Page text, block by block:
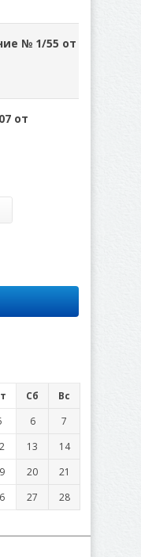
№ 1/55 от
от
Сб
Вс
6
7
13
14
20
21
27
28